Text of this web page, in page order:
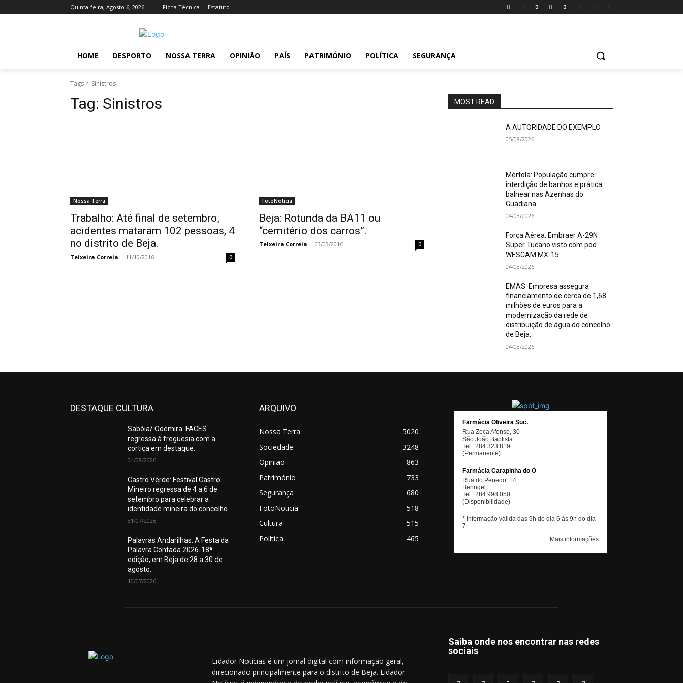
Quinta-feira, Agosto 6, 2026 Ficha Técnica Estatuto
HOME DESPORTO NOSSA TERRA OPINIÃO PAÍS PATRIMÓNIO POLÍTICA SEGURANÇA
Tags Sinistros
Tag: Sinistros
Nossa Terra
Trabalho: Até final de setembro,
acidentes mataram 102 pessoas, 4
no distrito de Beja.
Teixeira Correia - 11/10/2016 0
FotoNoticia
Beja: Rotunda da BA11 ou
“cemitério dos carros”.
Teixeira Correia - 03/03/2016 0
MOST READ
A AUTORIDADE DO EXEMPLO
05/08/2026
Mértola: População cumpre
interdição de banhos e prática
balnear nas Azenhas do
Guadiana.
04/08/2026
Força Aérea: Embraer A-29N
Super Tucano visto com pod
WESCAM MX-15.
04/08/2026
EMAS: Empresa assegura
financiamento de cerca de 1,68
milhões de euros para a
modernização da rede de
distribuição de água do concelho
de Beja.
04/08/2026
DESTAQUE CULTURA
Sabóia/ Odemira: FACES
regressa à freguesia com a
cortiça em destaque.
04/08/2026
Castro Verde: Festival Castro
Mineiro regressa de 4 a 6 de
setembro para celebrar a
identidade mineira do concelho.
31/07/2026
Palavras Andarilhas: A Festa da
Palavra Contada 2026-18ª
edição, em Beja de 28 a 30 de
agosto.
10/07/2026
ARQUIVO
Nossa Terra
5020
Sociedade
3248
Opinião
863
Património
733
Segurança
680
FotoNoticia
518
Cultura
515
Política
465
Lidador Notícias é um jornal digital com informação geral,
direcionado principalmente para o distrito de Beja. Lidador
Saiba onde nos encontrar nas redes
sociais